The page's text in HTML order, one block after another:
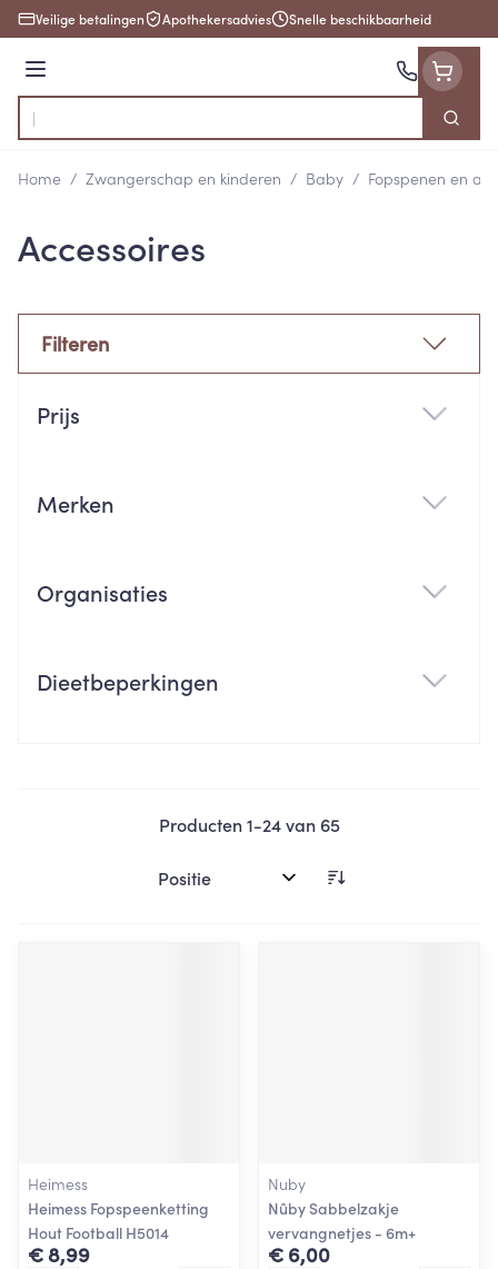
Ga naar de inhoud
Veilige betalingen Apothekersadvies Snelle beschikbaarheid
Menu
Product, merk, categorie...
Zoek
Home / Zwangerschap en kinderen / Baby / Fopspenen en
Accessoires
Filteren
Prijs
Merken
Organisaties
Dieetbeperkingen
Producten1-24van 65
Sorteer op:
Heimess
Heimess Fopspeenketting
Hout Football H5014
€ 8,99
Nuby
Nûby Sabbelzakje
vervangnetjes - 6m+
€ 6,00